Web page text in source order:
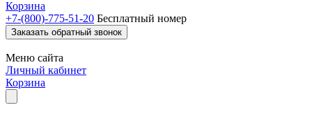
Корзина
+7-(800)-775-51-20 Бесплатный номер
Заказать обратный звонок
Меню сайта
Личный кабинет
Корзина